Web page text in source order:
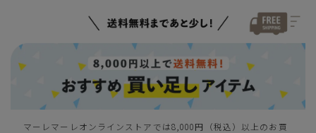
マーレマーレオンラインストアでは8,000円（税込）以上のお買